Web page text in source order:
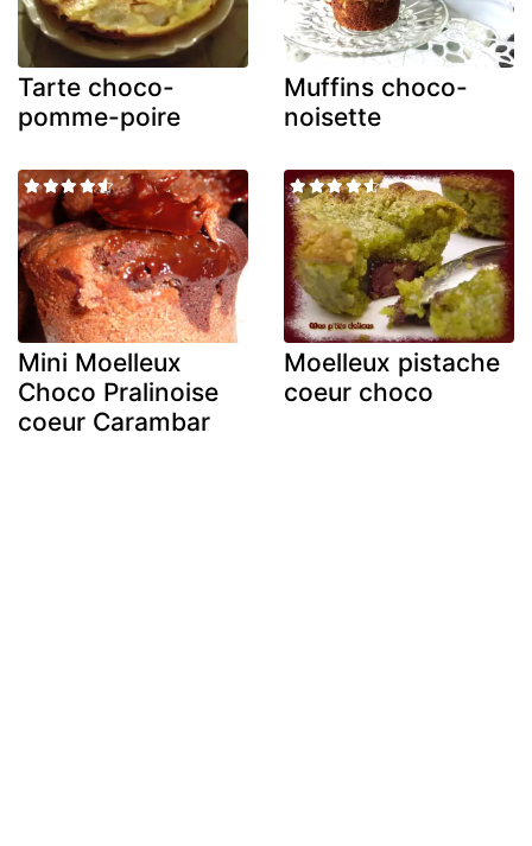
Tarte choco-
pomme-poire
Muffins choco-
noisette
Mini Moelleux
Choco Pralinoise
coeur Carambar
Moelleux pistache
coeur choco